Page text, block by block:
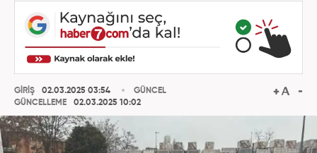
GİRİŞ
02.03.2025 03:54
GÜNCELLEME
02.03.2025 10:02
GÜNCEL